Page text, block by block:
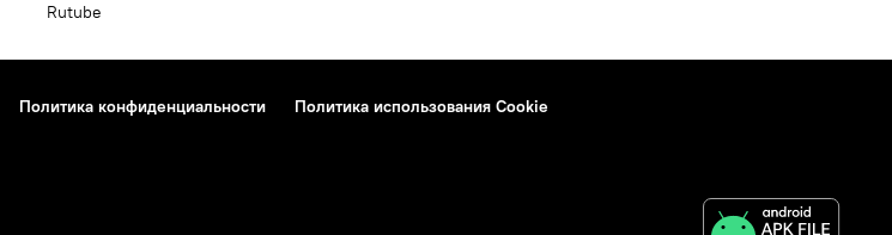
Rutube
Политика конфиденциальности
Политика использования Cookie